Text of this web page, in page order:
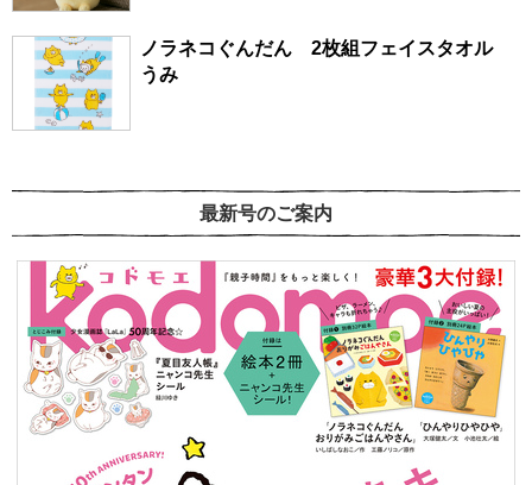
ノラネコぐんだん 2枚組フェイスタオル
うみ
最新号のご案内